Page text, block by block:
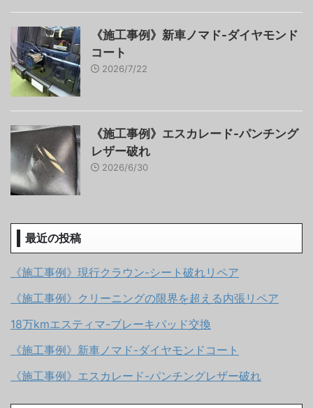
《施工事例》新車ノマド-ダイヤモンド
コート
2026/7/22
《施工事例》エスカレード-パンチング
レザー破れ
2026/6/30
最近の投稿
《施工事例》現行クラウン-シート破れリペア
《施工事例》クリーニングの限界を超える内張リペア
18万kmエスティマ-ブレーキパッド交換
《施工事例》新車ノマド-ダイヤモンドコート
《施工事例》エスカレード-パンチングレザー破れ